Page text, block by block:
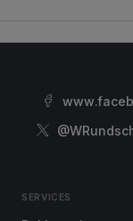
SERVICES